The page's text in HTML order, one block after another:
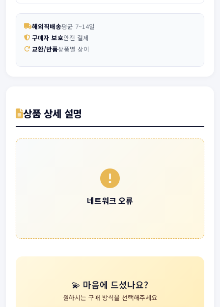
해외직배송평균 7~14일
구매자 보호안전 결제
교환/반품상품별 상이
상품 상세 설명
네트워크 오류
💫 마음에 드셨나요?
원하시는 구매 방식을 선택해주세요